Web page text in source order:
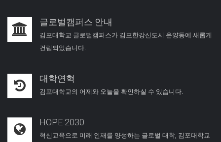
글로벌캠퍼스 안내
김포대학교 글로벌캠퍼스가 김포한강신도시 운양동에 새롭게
건립되었습니다.
대학연혁
김포대학교의 어제와 오늘을 확인하실 수 있습니다.
HOPE 2030
혁신교육으로 미래 인재를 양성하는 글로벌 대학, 김포대학교